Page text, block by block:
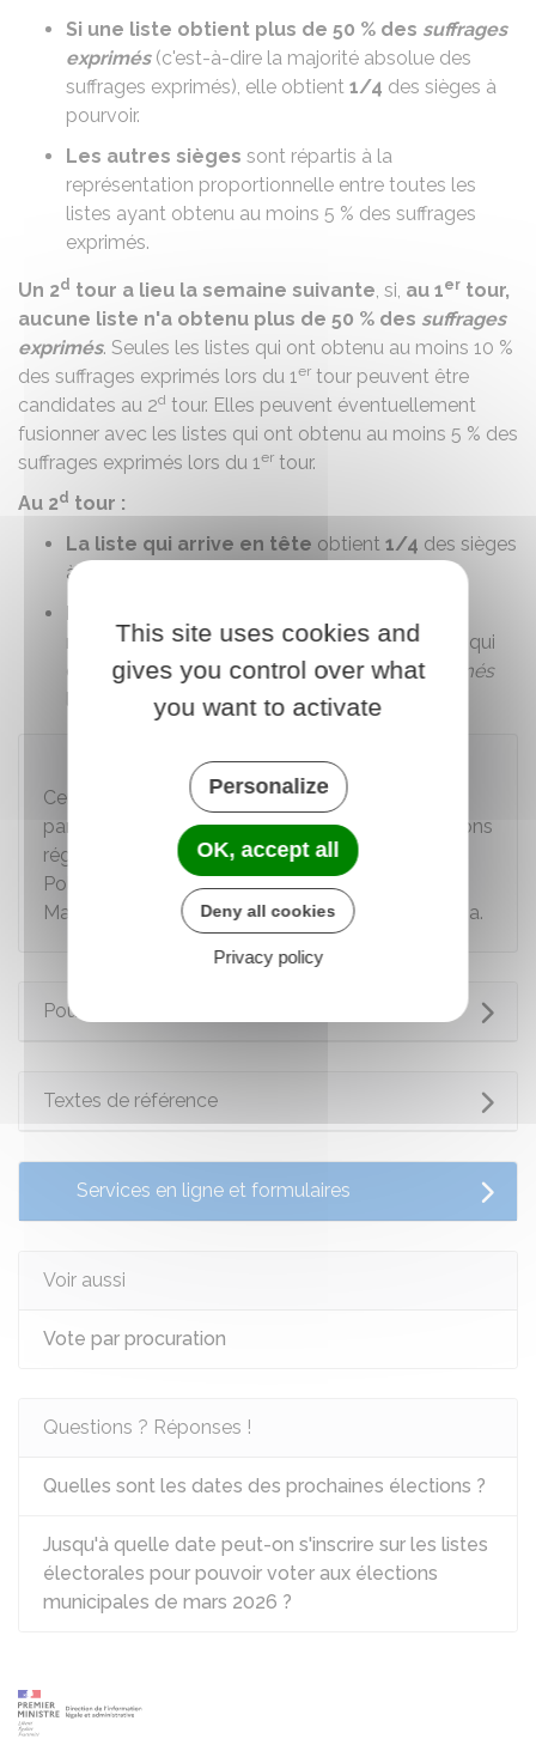
Si une liste obtient plus de 50 % des suffrages
exprimés(c'est-à-dire la majorité absolue des
suffrages exprimés), elle obtient 1/4 des sièges à
pourvoir.
Les autres sièges sont répartis à la
représentation proportionnelle entre toutes les
listes ayant obtenu au moins 5 % des suffrages
exprimés.
Un 2d tour a lieu la semaine suivante, si, au 1er tour,
aucune liste n'a obtenu plus de 50 % des suffrages
exprimés. Seules les listes qui ont obtenu au moins 10 %
des suffrages exprimés lors du 1er tour peuvent être
candidates au 2d tour. Elles peuvent éventuellement
fusionner avec les listes qui ont obtenu au moins 5 % des
suffrages exprimés lors du 1er tour.
Au 2d tour :
La liste qui arrive en tête obtient 1/4 des sièges
à pourvoir.
Les sièges restants
représentation proportionnelle entre les listes qui
ont obtenu au moins5 %dessuffrages exprimés
lors du 2
tour.
Certaines collectivités territoriales à statut
particulier ne sont pas concernées par les élections
régionales : Mayotte, Nouvelle-Calédonie,
Polynésie française, Saint-Barthélemy, Saint-
Martin, Saint-Pierre-et-Miquelon, Wallis-et-Futuna.
Pour en savoir plus
Textes de référence
Services en ligne et formulaires
Voir aussi
Vote par procuration
Questions ? Réponses !
Quelles sont les dates des prochaines élections ?
Jusqu'à quelle date peut-on s'inscrire sur les listes
électorales pour pouvoir voter aux élections
municipales de mars 2026 ?
This site uses cookies and
gives you control over what
you want to activate
Personalize
OK, accept all
Deny all cookies
Privacy policy